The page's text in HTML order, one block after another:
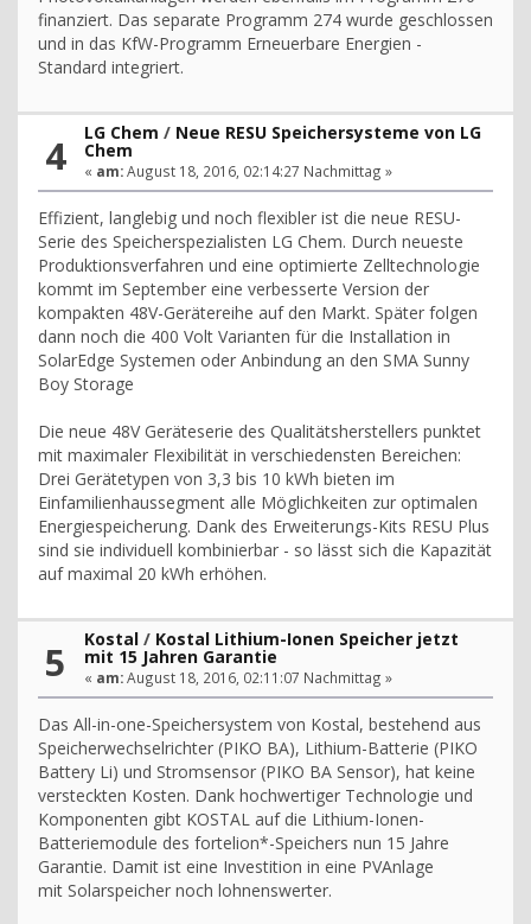
finanziert. Das separate Programm 274 wurde geschlossen
und in das KfW-Programm Erneuerbare Energien -
Standard integriert.
4 LG Chem / Neue RESU Speichersysteme von LG
Chem
« am:August 18, 2016, 02:14:27 Nachmittag »
Effizient, langlebig und noch flexibler ist die neue RESU-
Serie des Speicherspezialisten LG Chem. Durch neueste
Produktionsverfahren und eine optimierte Zelltechnologie
kommt im September eine verbesserte Version der
kompakten 48V-Gerätereihe auf den Markt. Später folgen
dann noch die 400 Volt Varianten für die Installation in
SolarEdge Systemen oder Anbindung an den SMA Sunny
Boy Storage
Die neue 48V Geräteserie des Qualitätsherstellers punktet
mit maximaler Flexibilität in verschiedensten Bereichen:
Drei Gerätetypen von 3,3 bis 10 kWh bieten im
Einfamilienhaussegment alle Möglichkeiten zur optimalen
Energiespeicherung. Dank des Erweiterungs-Kits RESU Plus
sind sie individuell kombinierbar - so lässt sich die Kapazität
auf maximal 20 kWh erhöhen.
5 Kostal / Kostal Lithium-Ionen Speicher jetzt
mit 15 Jahren Garantie
« am:August 18, 2016, 02:11:07 Nachmittag »
Das All-in-one-Speichersystem von Kostal, bestehend aus
Speicherwechselrichter (PIKO BA), Lithium-Batterie (PIKO
Battery Li) und Stromsensor (PIKO BA Sensor), hat keine
versteckten Kosten. Dank hochwertiger Technologie und
Komponenten gibt KOSTAL auf die Lithium-Ionen-
Batteriemodule des fortelion*-Speichers nun 15 Jahre
Garantie. Damit ist eine Investition in eine PVAnlage
mit Solarspeicher noch lohnenswerter.